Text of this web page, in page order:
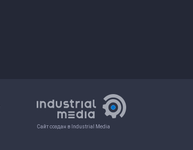
Сайт создан в Industrial Media